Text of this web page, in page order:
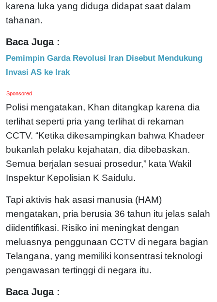
karena luka yang diduga didapat saat dalam
tahanan.
Baca Juga :
Pemimpin Garda Revolusi Iran Disebut Mendukung
Invasi AS ke Irak
Sponsored
Polisi mengatakan, Khan ditangkap karena dia
terlihat seperti pria yang terlihat di rekaman
CCTV. “Ketika dikesampingkan bahwa Khadeer
bukanlah pelaku kejahatan, dia dibebaskan.
Semua berjalan sesuai prosedur,” kata Wakil
Inspektur Kepolisian K Saidulu.
Tapi aktivis hak asasi manusia (HAM)
mengatakan, pria berusia 36 tahun itu jelas salah
diidentifikasi. Risiko ini meningkat dengan
meluasnya penggunaan CCTV di negara bagian
Telangana, yang memiliki konsentrasi teknologi
pengawasan tertinggi di negara itu.
Baca Juga :